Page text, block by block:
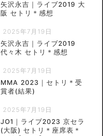
矢沢永吉｜ライブ2019 大
阪 セトリ＊感想
2025年7月19日
矢沢永吉｜ライブ2019
代々木 セトリ＊感想
2025年7月19日
MMA 2023｜セトリ＊受
賞者(結果)
2025年7月19日
JO1｜ライブ2023 京セラ
(大阪) セトリ＊座席表＊